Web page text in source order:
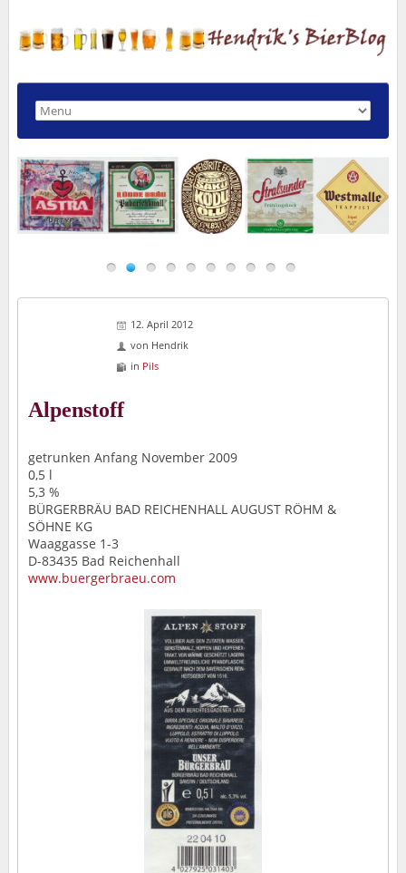
12. April 2012
von Hendrik
in Pils
Alpenstoff
getrunken Anfang November 2009
0,5 l
5,3 %
BÜRGERBRÄU BAD REICHENHALL AUGUST RÖHM &
SÖHNE KG
Waaggasse 1-3
D-83435 Bad Reichenhall
www.buergerbraeu.com